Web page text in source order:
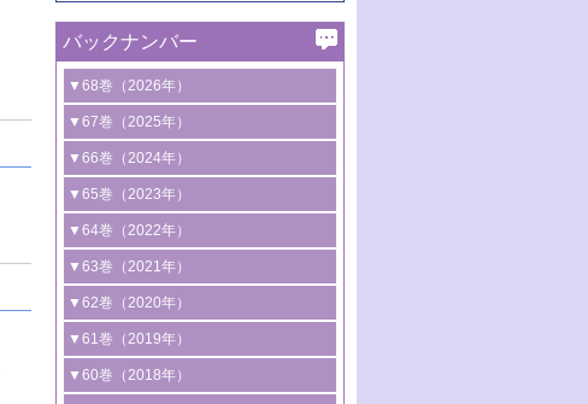
バックナンバー
▼68巻（2026年）
1号 過酸化水素合成に関する研究動向
2号 コンピューター技術により加速する
触媒開発
3号 有機分子変換やCO 資源化のための
光触媒に関する最近の研究
B号 第137回触媒討論会（2026年）
▼67巻（2025年）
1号 CO
水素化によるグリーン燃料/グリ
ーンケミカル製造
2号 水素製造のための水分解技術に関す
る最近の研究
3号 オレフィン系樹脂の精密合成に関す
る最新技術
4号 アルコール類の効率的変換を実現す
る非貴金属触媒の研究動向
▼66巻（2024年）
1号 低次元ナノ構造を有する触媒材料
2号 規制反応場を活用した固体触媒研究
の新展開
3号 未踏分子変換を目指した酸化触媒プ
ロセスの最前線
4号 シンクロトロン放射光および中性子
線を利用した触媒解析技術の最先端
▼65巻（2023年）
1号 炭素が関わる触媒機能
2号 プラスチックケミカルリサイクルの
ための触媒技術
3号 非酸化物系金属化合物を基盤とした
触媒材料の開発
4号 格子酸素・格子酸素欠陥を利用した
▼64巻（2022年）
1号 合成ガス製造とCOを用いるケミカル
ズ合成の最新動向
2号 化学品合成のための合金触媒開発
3号 CO の排出削減および有効活用のた
めの触媒技術
▼63巻（2021年）
1号 金触媒の新展開
2号 ペロブスカイト
3号 特殊反応場を利用した触媒的分子変
換反応
▼62巻（2020年）
1号 触媒設計を拓く欠陥構造のキャラク
タリゼーション
2号 機能化学品製造に資するクリーンな
▼61巻（2019年）
1号 物質移動制御に着目した触媒プロセ
ス開発
▼60巻（2018年）